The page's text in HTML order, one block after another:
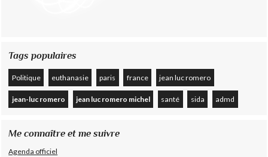
Tags populaires
Politique euthanasie paris france jean luc romero
jean-luc romero jean luc romero michel santé sida admd
Me connaître et me suivre
Agenda officiel